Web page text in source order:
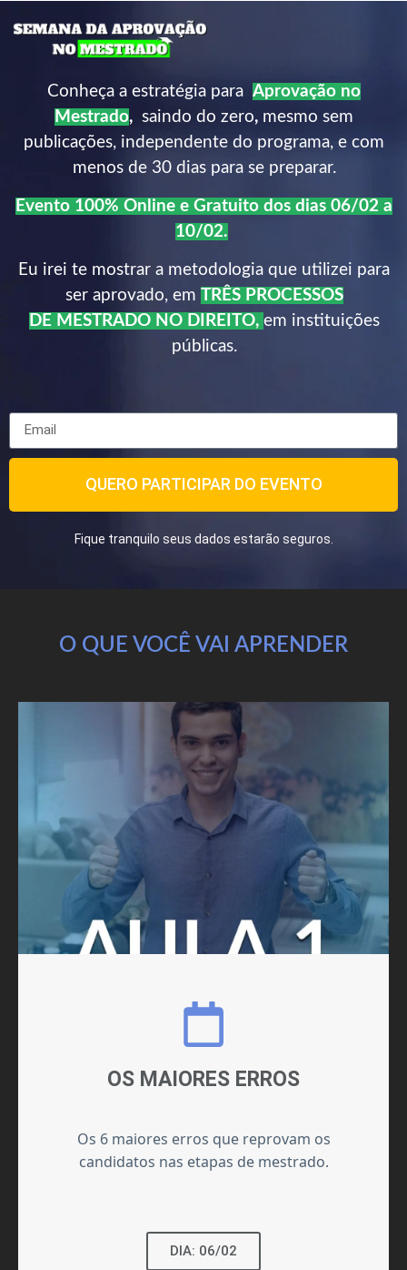
Conheça a estratégia para Aprovação no
Mestrado, saindo do zero, mesmo sem
publicações, independente do programa, e com
menos de 30 dias para se preparar.
Evento 100% Online e Gratuito dos dias 06/02 a
10/02.
Eu irei te mostrar a metodologia que utilizei para
ser aprovado, em
TRÊS PROCESSOS
DE MESTRADO NO DIREITO, em instituições
públicas.
QUERO PARTICIPAR DO EVENTO
Fique tranquilo seus dados estarão seguros.
O QUE VOCÊ VAI APRENDER
OS MAIORES ERROS
Os 6 maiores erros que reprovam os
candidatos nas etapas de mestrado.
DIA: 06/02